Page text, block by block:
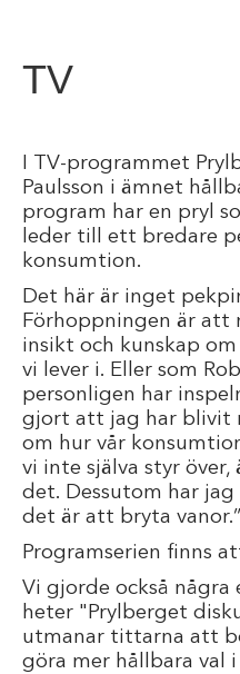
TV
I TV-programmet
Paulsson i ämnet
program har en pryl
leder till ett bredare
konsumtion.
Det här är inget
Förhoppningen är att
insikt och kunskap
vi lever i. Eller som
personligen har
gjort att jag har blivit
om hur vår
vi inte själva styr
det. Dessutom har
det är att bryta vanor.”
Programserien finns
Vi gjorde också några
heter "Prylberget
utmanar tittarna att
göra mer hållbara val